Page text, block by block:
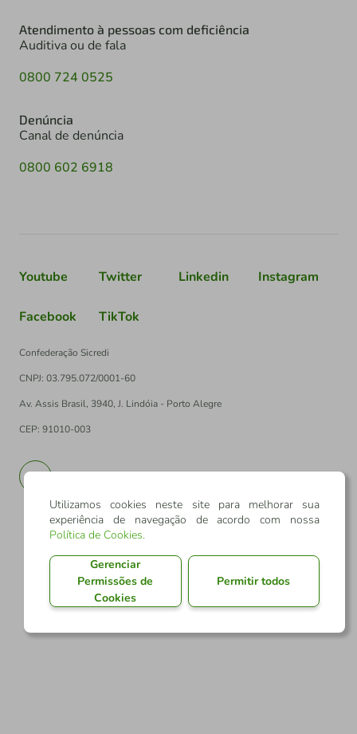
Atendimento à pessoas com deficiência
Auditiva ou de fala
0800 724 0525
Denúncia
Canal de denúncia
0800 602 6918
Youtube Twitter Linkedin Instagram
Facebook TikTok
Confederação Sicredi
CNPJ: 03.795.072/0001-60
Av. Assis Brasil, 3940, J. Lindóia - Porto Alegre
CEP: 91010-003
PT
EN
Utilizamos cookies neste site para melhorar sua
experiência de navegação de acordo com nossa
Política de Cookies.
Gerenciar
Permissões de
Cookies
Permitir todos